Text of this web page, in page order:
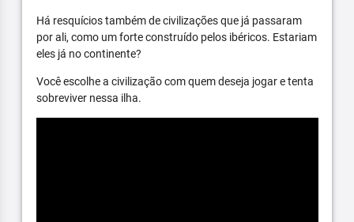
Há resquícios também de civilizações que já passaram
por ali, como um forte construído pelos ibéricos. Estariam
eles já no continente?
Você escolhe a civilização com quem deseja jogar e tenta
sobreviver nessa ilha.